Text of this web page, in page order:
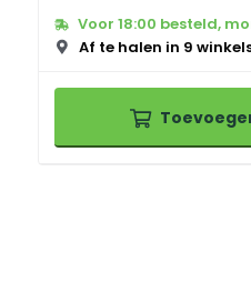
Voor 18:00 besteld,
Af te halen in 9